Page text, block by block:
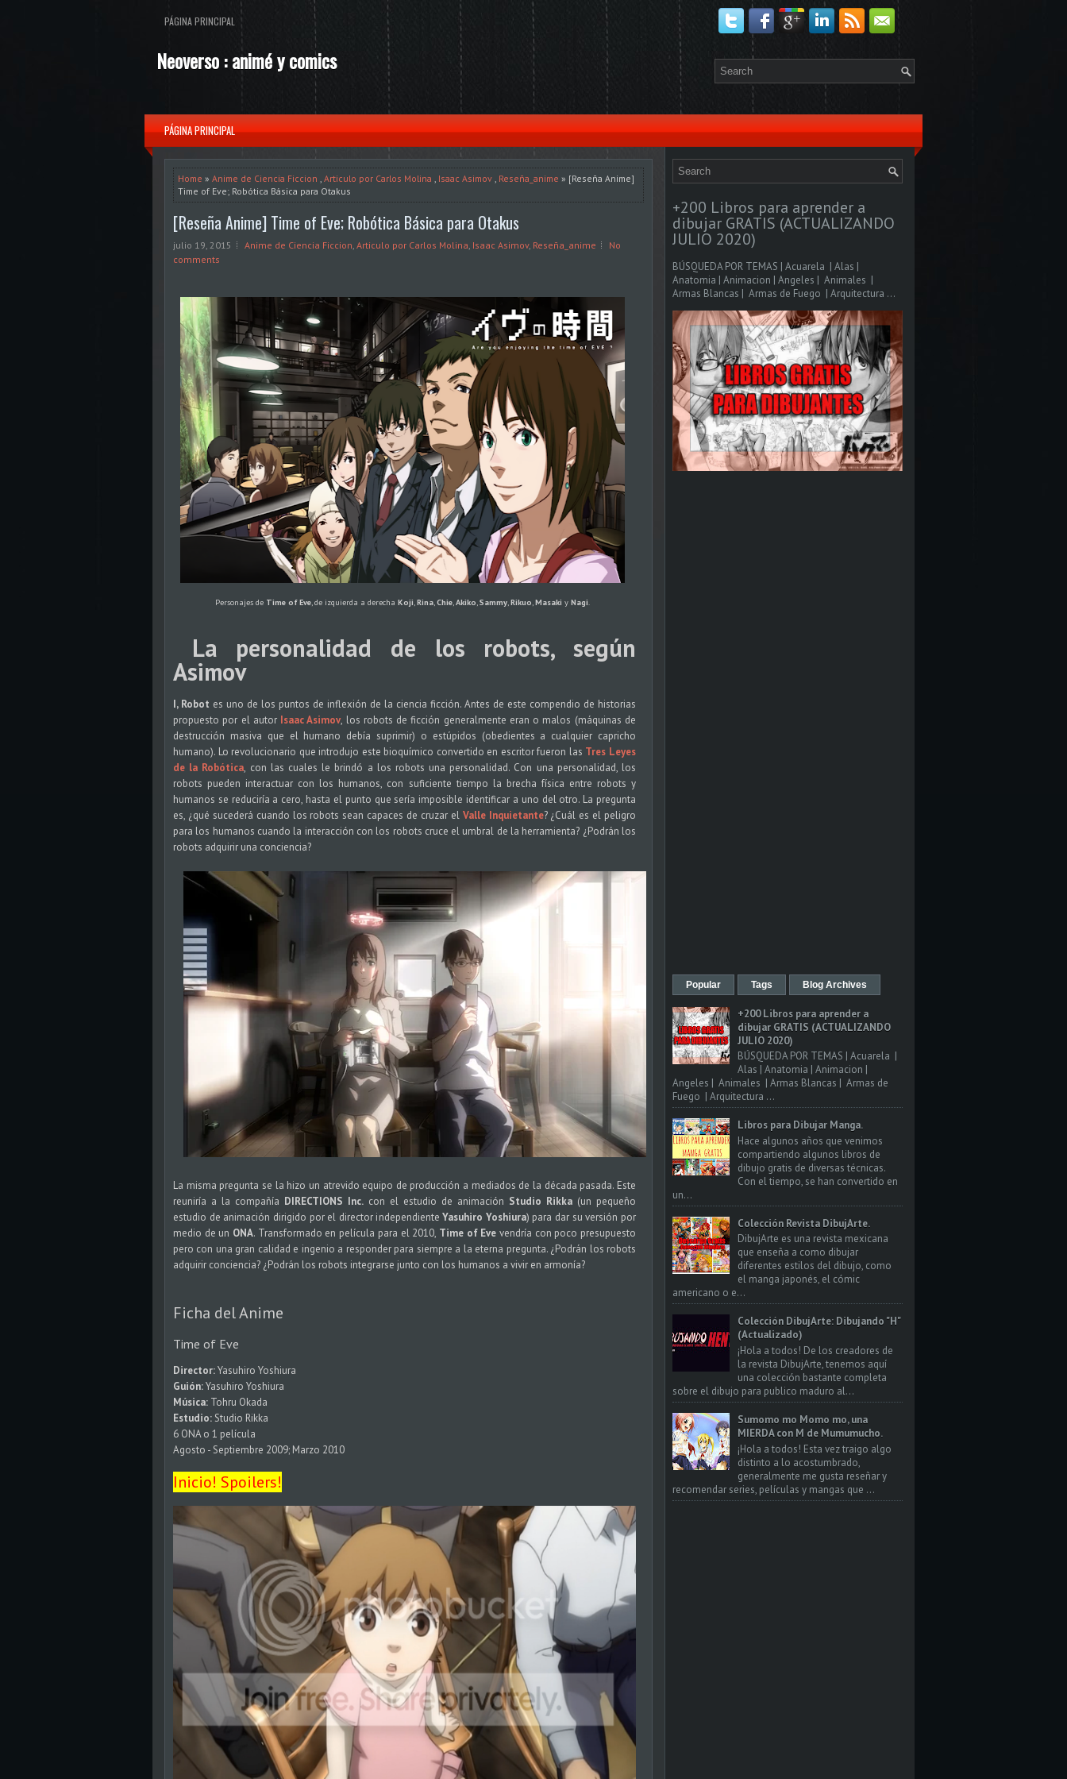
PÁGINA PRINCIPAL
Neoverso : animé y comics
PÁGINA PRINCIPAL
Home » Anime de Ciencia Ficcion , Articulo por Carlos Molina , Isaac Asimov , Reseña_anime » [Reseña Anime]
Time of Eve; Robótica Básica para Otakus
[Reseña Anime] Time of Eve; Robótica Básica para Otakus
julio 19, 2015 Anime de Ciencia Ficcion, Articulo por Carlos Molina, Isaac Asimov, Reseña_anime
No
comments
Personajes de Time of Eve, de izquierda a derecha Koji,Rina,Chie,Akiko,Sammy,Rikuo,Masaki y Nagi.
La personalidad de los robots, según
Asimov
I, Robot es uno de los puntos de inflexión de la ciencia ficción. Antes de este compendio de historias
propuesto por el autor Isaac Asimov, los robots de ficción generalmente eran o malos (máquinas de
destrucción masiva que el humano debía suprimir) o estúpidos (obedientes a cualquier capricho
humano). Lo revolucionario que introdujo este bioquímico convertido en escritor fueron las Tres Leyes
de la Robótica, con las cuales le brindó a los robots una personalidad. Con una personalidad, los
robots pueden interactuar con los humanos, con suficiente tiempo la brecha física entre robots y
humanos se reduciría a cero, hasta el punto que sería imposible identificar a uno del otro. La pregunta
es, ¿qué sucederá cuando los robots sean capaces de cruzar el Valle Inquietante? ¿Cuál es el peligro
para los humanos cuando la interacción con los robots cruce el umbral de la herramienta? ¿Podrán los
robots adquirir una conciencia?
La misma pregunta se la hizo un atrevido equipo de producción a mediados de la década pasada. Este
reuniría a la compañía DIRECTIONS Inc. con el estudio de animación Studio Rikka (un pequeño
estudio de animación dirigido por el director independienteYasuhiro Yoshiura) para dar su versión por
medio de un ONA. Transformado en película para el 2010, Time of Eve vendría con poco presupuesto
pero con una gran calidad e ingenio a responder para siempre a la eterna pregunta. ¿Podrán los robots
adquirir conciencia? ¿Podrán los robots integrarse junto con los humanos a vivir en armonía?
Ficha del Anime
Time of Eve
Director:Yasuhiro Yoshiura
Guión:Yasuhiro Yoshiura
Música: Tohru Okada
Estudio: Studio Rikka
6 ONA o 1 película
Agosto - Septiembre 2009; Marzo 2010
Inicio! Spoilers!
+200 Libros para aprender a
dibujar GRATIS (ACTUALIZANDO
JULIO 2020)
BÚSQUEDA POR TEMAS | Acuarela | Alas |
Anatomia | Animacion | Angeles | Animales |
Armas Blancas | Armas de Fuego | Arquitectura ...
Popular Tags Blog Archives
+200 Libros para aprender a
dibujar GRATIS (ACTUALIZANDO
JULIO 2020)
BÚSQUEDA POR TEMAS | Acuarela |
Alas | Anatomia | Animacion |
Angeles | Animales | Armas Blancas | Armas de
Fuego | Arquitectura ...
Libros para Dibujar Manga.
Hace algunos años que venimos
compartiendo algunos libros de
dibujo gratis de diversas técnicas.
Con el tiempo, se han convertido en
un...
Colección Revista DibujArte.
DibujArte es una revista mexicana
que enseña a como dibujar
diferentes estilos del dibujo, como
el manga japonés, el cómic
americano o e...
Colección DibujArte: Dibujando "H"
(Actualizado)
¡Hola a todos! De los creadores de
la revista DibujArte, tenemos aquí
una colección bastante completa
sobre el dibujo para publico maduro al...
Sumomo mo Momo mo, una
MIERDA con M de Mumumucho.
¡Hola a todos! Esta vez traigo algo
distinto a lo acostumbrado,
generalmente me gusta reseñar y
recomendar series, películas y mangas que ...